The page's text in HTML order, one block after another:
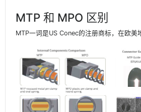
MTP 和 MPO 区别
MTP一词是US Conec的注册商标，在欧美